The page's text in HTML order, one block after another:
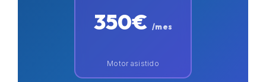
350€/mes
Motor asistido